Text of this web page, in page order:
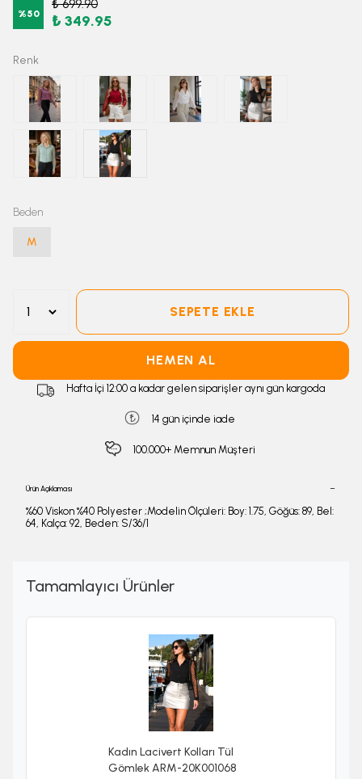
%50
₺ 699.90
₺ 349.95
Renk
Beden
M
SEPETE EKLE
HEMEN AL
Hafta İçi 12:00 a kadar gelen siparişler aynı gün kargoda
14 gün içinde iade
100.000+ Memnun Müşteri
Ürün Açıklaması
%60 Viskon %40 Polyester ;Modelin Ölçüleri: Boy: 1.75, Göğüs: 89, Bel:
64, Kalça: 92, Beden: S/36/1
Tamamlayıcı Ürünler
Kadın Lacivert Kolları Tül
Gömlek ARM-20K001068